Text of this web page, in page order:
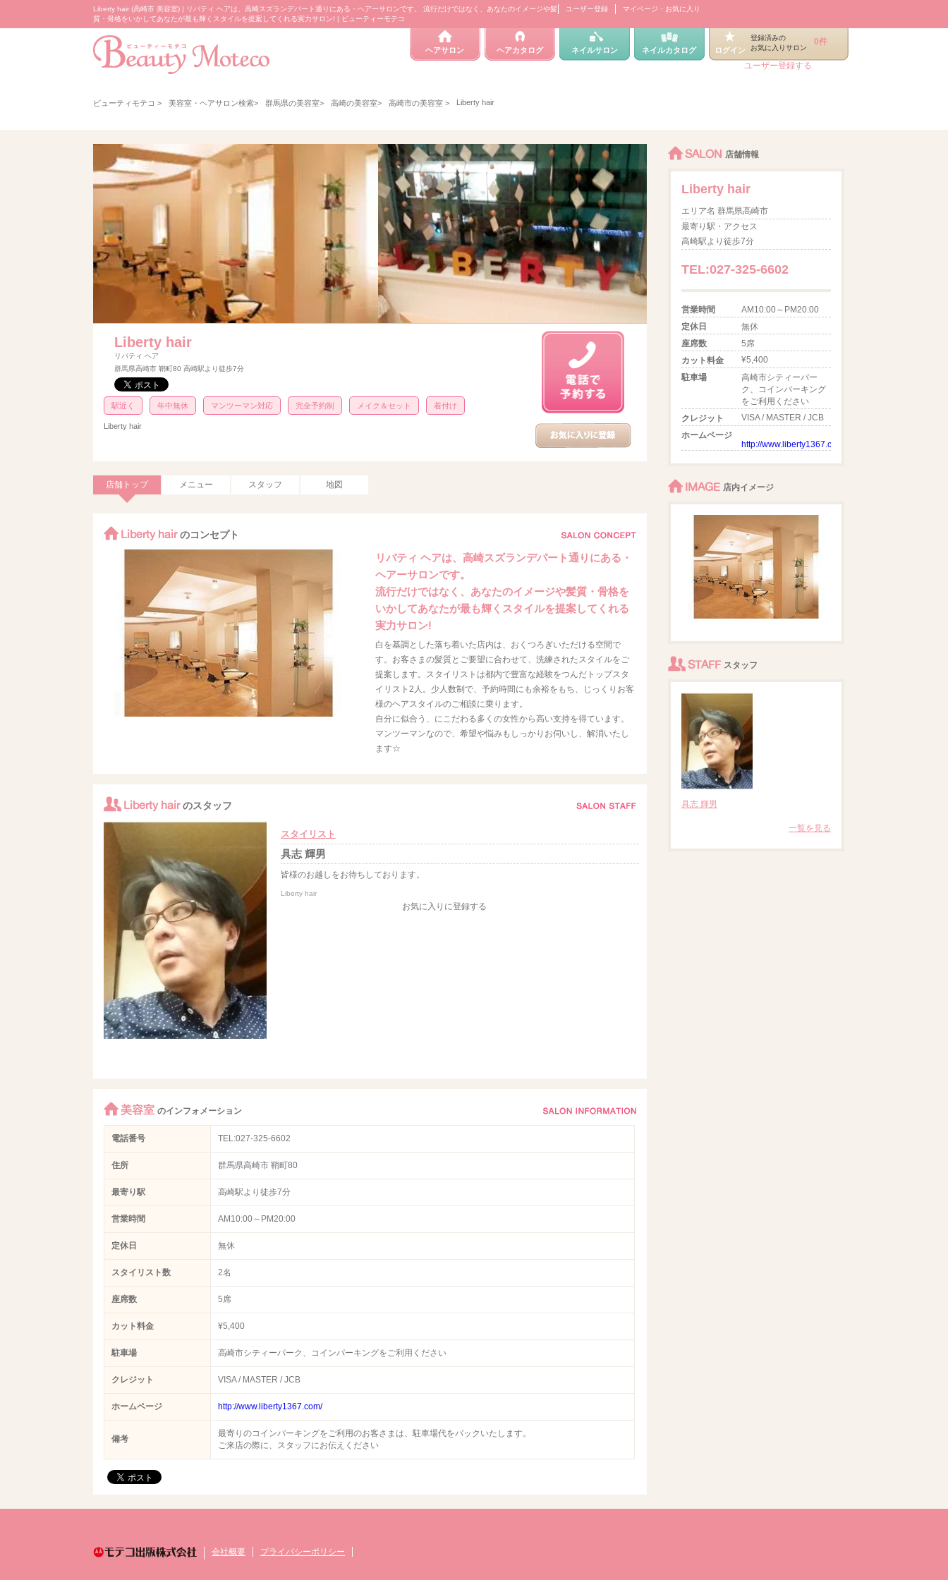
Liberty hair (高崎市 美容室) | リバティ ヘアは、高崎スズランデパート通りにある・ヘアーサロンです。 流行だけではなく、あなたのイメージや髪
質・骨格をいかしてあなたが最も輝くスタイルを提案してくれる実力サロン! | ビューティーモテコ
ユーザー登録 マイページ・お気に入り
ヘアサロン ヘアカタログ ネイルサロン ネイルカタログ ログイン
登録済みの
お気に入りサロン
0件
ユーザー登録する
ビューティモテコ > 美容室・ヘアサロン検索> 群馬県の美容室> 高崎の美容室> 高崎市の美容室 > Liberty hair
Liberty hair
リバティ ヘア
群馬県高崎市 鞘町80 高崎駅より徒歩7分
駅近く 年中無休 マンツーマン対応 完全予約制 メイク＆セット 着付け
Liberty hair
店舗トップ メニュー スタッフ 地図
Liberty hair のコンセプト
リバティ ヘアは、高崎スズランデパート通りにある・
ヘアーサロンです。
流行だけではなく、あなたのイメージや髪質・骨格を
いかしてあなたが最も輝くスタイルを提案してくれる
実力サロン!
白を基調とした落ち着いた店内は、おくつろぎいただける空間で
す。お客さまの髪質とご要望に合わせて、洗練されたスタイルをご
提案します。スタイリストは都内で豊富な経験をつんだトップスタ
イリスト2人。少人数制で、予約時間にも余裕をもち、じっくりお客
様のヘアスタイルのご相談に乗ります。
自分に似合う、にこだわる多くの女性から高い支持を得ています。
マンツーマンなので、希望や悩みもしっかりお伺いし、解消いたし
ます☆
Liberty hair のスタッフ
スタイリスト
具志 輝男
皆様のお越しをお待ちしております。
Liberty hair
お気に入りに登録する
美容室 のインフォメーション
電話番号 TEL:027-325-6602
住所 群馬県高崎市 鞘町80
最寄り駅 高崎駅より徒歩7分
営業時間 AM10:00～PM20:00
定休日 無休
スタイリスト数 2名
座席数 5席
カット料金 ¥5,400
駐車場 高崎市シティーパーク、コインパーキングをご利用ください
クレジット VISA / MASTER / JCB
ホームページ http://www.liberty1367.com/
備考
最寄りのコインパーキングをご利用のお客さまは、駐車場代をバックいたします。
ご来店の際に、スタッフにお伝えください
SALON 店舗情報
Liberty hair
エリア名 群馬県高崎市
最寄り駅・アクセス
高崎駅より徒歩7分
TEL:027-325-6602
営業時間
AM10:00～PM20:00
定休日
無休
座席数
5席
カット料金
¥5,400
駐車場
高崎市シティーパー
ク、コインパーキング
をご利用ください
クレジット
VISA / MASTER / JCB
ホームページ
http://www.liberty1367.com/
IMAGE 店内イメージ
STAFF スタッフ
具志 輝男
一覧を見る
会社概要 プライバシーポリシー